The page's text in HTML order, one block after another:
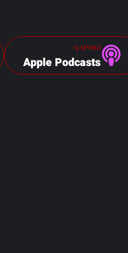
האזינו ב-
Apple Podcasts